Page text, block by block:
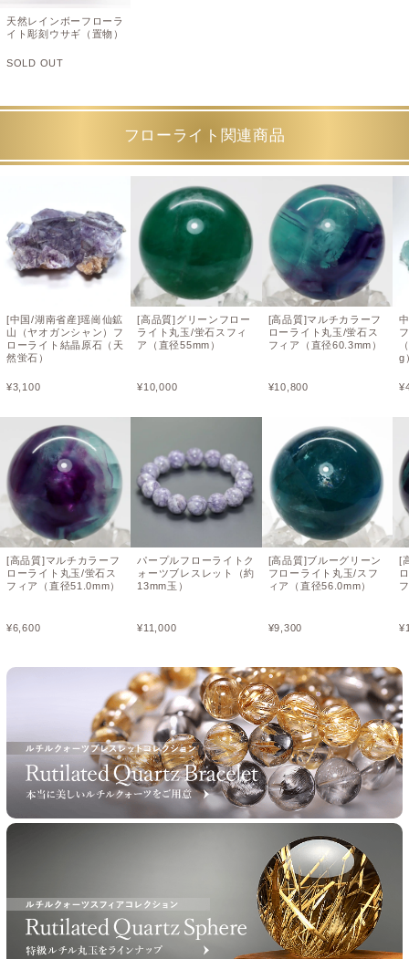
天然レインボーフローラ
イト彫刻ウサギ（置物）
SOLD OUT
フローライト関連商品
[中国/湖南省産]瑶崗仙鉱
山（ヤオガンシャン）フ
ローライト結晶原石（天
然蛍石）
¥3,100
[高品質]マルチカラーフ
ローライト丸玉/蛍石ス
フィア（直径51.0mm）
¥6,600
[高品質]グリーンフロー
ライト丸玉/蛍石スフィ
ア（直径55mm）
¥10,000
パープルフローライトク
ォーツブレスレット（約
13mm玉）
¥11,000
[高品質]マルチカラーフ
ローライト丸玉/蛍石ス
フィア（直径60.3mm）
¥10,800
[高品質]ブルーグリーン
フローライト丸玉/スフ
ィア（直径56.0mm）
¥9,300
g
¥
[
¥